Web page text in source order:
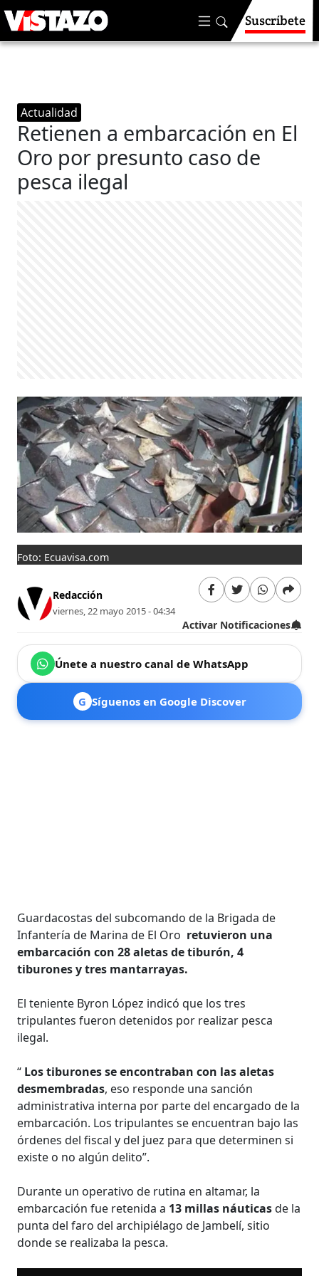
Suscríbete
Actualidad
Retienen a embarcación en El
Oro por presunto caso de
pesca ilegal
Foto: Ecuavisa.com
Redacción
viernes, 22 mayo 2015 - 04:34
Activar Notificaciones
Únete a nuestro canal de WhatsApp
G Síguenos en Google Discover
Guardacostas del subcomando de la Brigada de
Infantería de Marina de El Oro retuvieron una
embarcación con 28 aletas de tiburón, 4
tiburones y tres mantarrayas.
El teniente Byron López indicó que los tres
tripulantes fueron detenidos por realizar pesca
ilegal.
“ Los tiburones se encontraban con las aletas
desmembradas, eso responde una sanción
administrativa interna por parte del encargado de la
embarcación. Los tripulantes se encuentran bajo las
órdenes del fiscal y del juez para que determinen si
existe o no algún delito”.
Durante un operativo de rutina en altamar, la
embarcación fue retenida a 13 millas náuticasde la
punta del faro del archipiélago de Jambelí, sitio
donde se realizaba la pesca.